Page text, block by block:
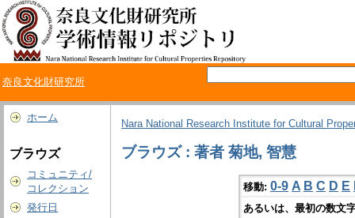
奈良文化財研究所
ホーム
ブラウズ
コミュニティ/
コレクション
発行日
Nara National Research Institute for Cultural
ブラウズ : 著者 菊地, 智慧
移動: 0-9 A B C D E
あるいは、最初の数文